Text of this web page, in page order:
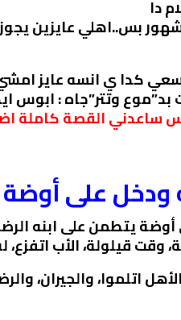
دا
كدا ي انسه عايز
ساعدني القصة كاملة
على أوضة
يتطمن على ابنه
وقت قيلولة، الأب
اتلموا، والجيران،